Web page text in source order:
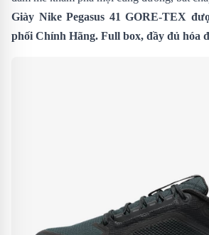
Giày Nike Pegasus 41GORE-TEX
phối Chính Hãng. Full box, đầy đủ hóa